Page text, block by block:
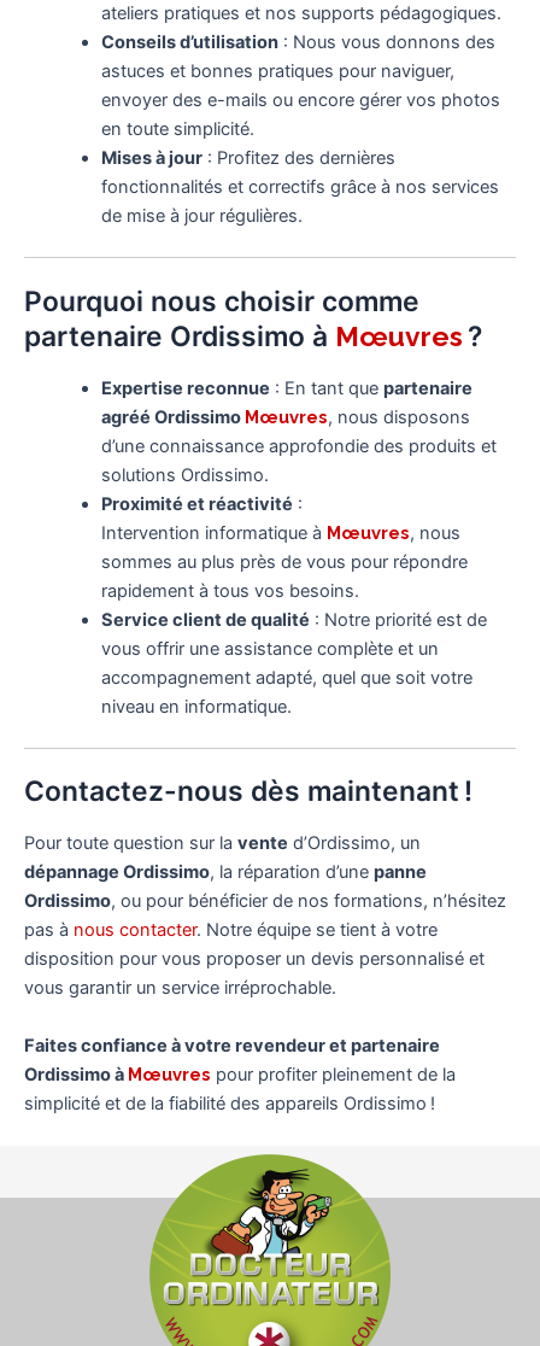
ateliers pratiques et nos supports pédagogiques.
Conseils d’utilisation: Nous vous donnons des
astuces et bonnes pratiques pour naviguer,
envoyer des e-mails ou encore gérer vos photos
en toute simplicité.
Mises à jour: Profitez des dernières
fonctionnalités et correctifs grâce à nos services
de mise à jour régulières.
Pourquoi nous choisir comme
partenaire Ordissimo à Mœuvres ?
Expertise reconnue : En tant que partenaire
agréé Ordissimo Mœuvres, nous disposons
d’une connaissance approfondie des produits et
solutions Ordissimo.
Proximité et réactivité :
Intervention informatique à Mœuvres, nous
sommes au plus près de vous pour répondre
rapidement à tous vos besoins.
Service client de qualité : Notre priorité est de
vous offrir une assistance complète et un
accompagnement adapté, quel que soit votre
niveau en informatique.
Contactez-nous dès maintenant !
Pour toute question sur la vente d’Ordissimo, un
dépannage Ordissimo, la réparation d’une panne
Ordissimo, ou pour bénéficier de nos formations, n’hésitez
pas à nous contacter. Notre équipe se tient à votre
disposition pour vous proposer un devis personnalisé et
vous garantir un service irréprochable.
Faites confiance à votre revendeur et partenaire
Ordissimo à Mœuvres pour profiter pleinement de la
simplicité et de la fiabilité des appareils Ordissimo !